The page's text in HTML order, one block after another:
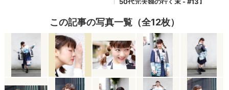
この記事の写真一覧（全12枚）